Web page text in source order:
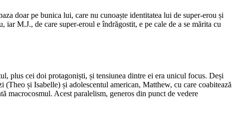
doar pe bunica lui, care nu cunoaște identitatea lui de super-erou și
M.J., de care super-eroul e îndrăgostit, e pe cale de a se mărita cu
plus cei doi protagoniști, și tensiunea dintre ei era unicul focus. Deși
și Isabelle) și adolescentul american, Matthew, cu care coabitează
macrocosmul. Acest paralelism, generos din punct de vedere